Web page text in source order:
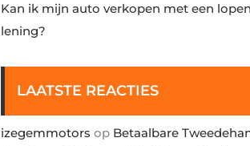
Kan ik mijn auto verkopen met een
lening?
LAATSTE REACTIES
izegemmotors op Betaalbare